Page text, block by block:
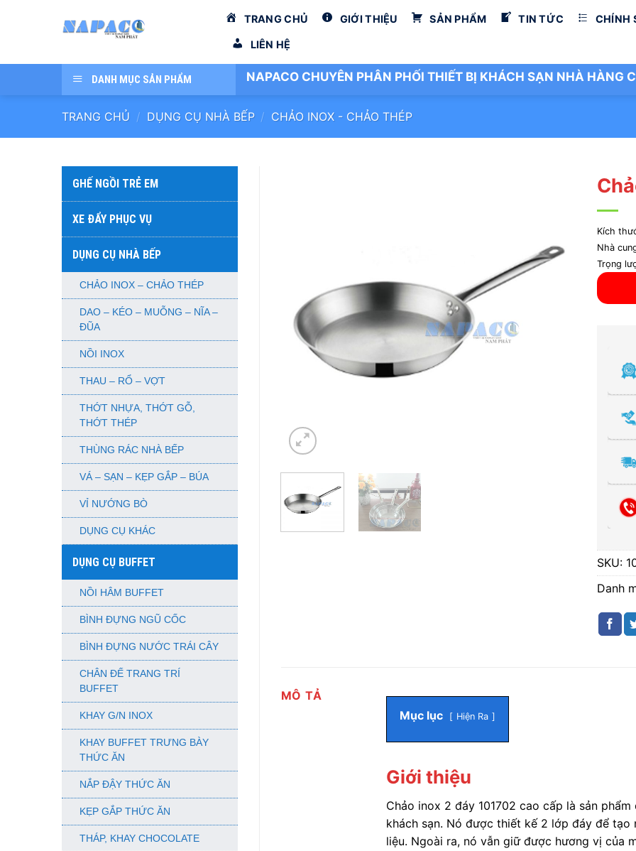
dung
TRANG CHỦ GIỚI THIỆU SẢN PHẨM TIN TỨC CHÍNH
LIÊN HỆ
DANH MỤC SẢN PHẨM NAPACO CHUYÊN PHÂN PHỐI THIẾT BỊ KHÁCH SẠN NHÀ HÀNG
TRANG CHỦ / DỤNG CỤ NHÀ BẾP / CHẢO INOX - CHẢO THÉP
GHẾ NGỒI TRẺ EM
XE ĐẨY PHỤC VỤ
DỤNG CỤ NHÀ BẾP
CHẢO INOX – CHẢO THÉP
DAO – KÉO – MUỖNG – NĨA –
ĐŨA
NỒI INOX
THAU – RỔ – VỢT
THỚT NHỰA, THỚT GỖ,
THỚT THÉP
THÙNG RÁC NHÀ BẾP
VÁ – SẠN – KẸP GẮP – BÚA
VỈ NƯỚNG BÒ
DỤNG CỤ KHÁC
DỤNG CỤ BUFFET
NỒI HÂM BUFFET
BÌNH ĐỰNG NGŨ CỐC
BÌNH ĐỰNG NƯỚC TRÁI CÂY
CHÂN ĐẾ TRANG TRÍ
BUFFET
KHAY G/N INOX
KHAY BUFFET TRƯNG BÀY
THỨC ĂN
NẮP ĐẬY THỨC ĂN
KẸP GẮP THỨC ĂN
THÁP, KHAY CHOCOLATE
Kích
Nhà
Trọng
SKU:
Danh
MÔ TẢ
Mục lục
Hiện Ra
Giới thiệu
Chảo inox 2 đáy 101702 cao cấp là sản
khách sạn. Nó được thiết kế 2 lớp đáy để
liệu. Ngoài ra, nó vẫn giữ được hương vị của